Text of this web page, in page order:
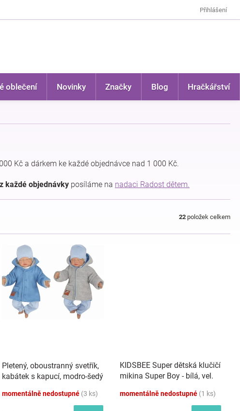
Přihlášení
oblečení Novinky Značky Blog Hračkářství
Kč a dárkem ke každé objednávce nad 1 000 Kč.
každé objednávky posíláme na nadaci Radost dětem.
22 položek celkem
Pletený, oboustranný svetřík,
kabátek s kapucí, modro-šedý
momentálně nedostupné (3 ks)
KIDSBEE Super dětská klučičí
mikina Super Boy - bílá, vel.
momentálně nedostupné (1 ks)